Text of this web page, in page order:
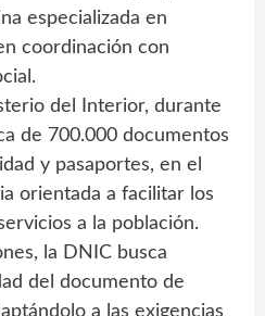
especializada en
coordinación con
del Interior, durante
de 700.000 documentos
y pasaportes, en el
orientada a facilitar los
a la población.
la DNIC busca
del documento de
a las exigencias